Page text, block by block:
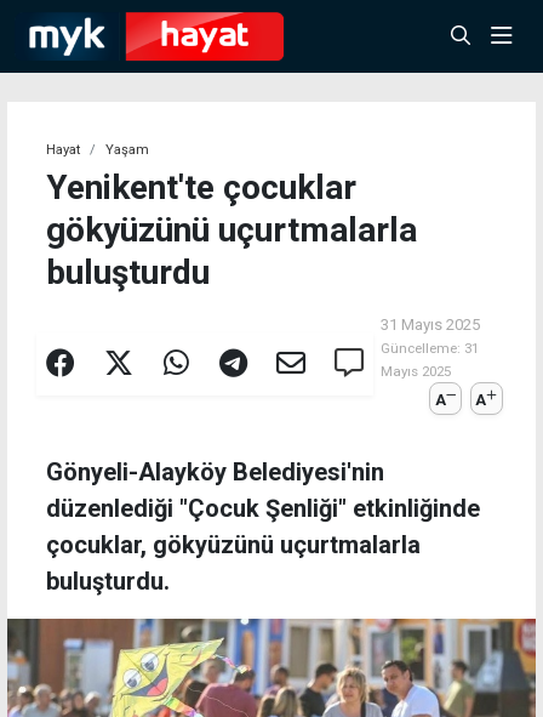
Hayat Yaşam
Yenikent'te çocuklar
gökyüzünü uçurtmalarla
buluşturdu
31 Mayıs 2025
Güncelleme: 31
Mayıs 2025
A A
Gönyeli-Alayköy Belediyesi'nin
düzenlediği "Çocuk Şenliği" etkinliğinde
çocuklar, gökyüzünü uçurtmalarla
buluşturdu.